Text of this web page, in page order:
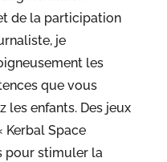
de la participation
je
les
que vous
les enfants. Des jeux
Space
pour stimuler la